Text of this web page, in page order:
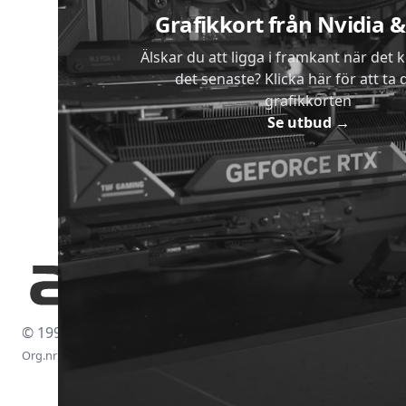
Grafikkort från Nvidia
Älskar du att ligga i framkant när det
det senaste? Klicka här för att ta
grafikkorten
Se utbud→
© 1997-2026
Org.nr: 556438-4260